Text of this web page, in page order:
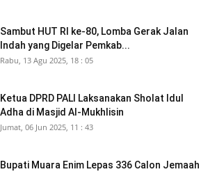
Sambut HUT RI ke-80, Lomba Gerak Jalan
Indah yang Digelar Pemkab...
Rabu, 13 Agu 2025, 18 : 05
Ketua DPRD PALI Laksanakan Sholat Idul
Adha di Masjid Al-Mukhlisin
Jumat, 06 Jun 2025, 11 : 43
Bupati Muara Enim Lepas 336 Calon Jemaah